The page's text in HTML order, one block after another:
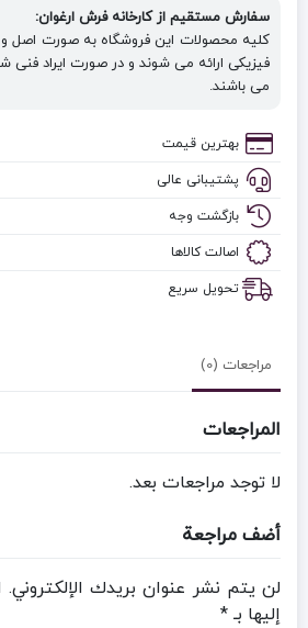
سفارش مستقیم از کارخانه فرش ارغوان:
کلیه محصولات این فروشگاه به صورت اصل و
فیزیکی ارائه می شوند و در صورت ایراد فنی
می باشند.
بهترین قیمت
پشتیبانی عالی
بازگشت وجه
اصالت کالاها
تحویل سریع
مراجعات (0)
المراجعات
لا توجد مراجعات بعد.
أضف مراجعة
لن يتم نشر عنوان بريدك الإلكتروني.
إليها بـ *